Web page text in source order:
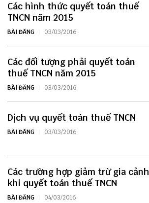
Các hình thức quyết toán thuế
TNCN năm 2015
BÀI ĐĂNG 03/03/2016
Các đối tượng phải quyết toán
thuế TNCN năm 2015
BÀI ĐĂNG 03/03/2016
Dịch vụ quyết toán thuế TNCN
BÀI ĐĂNG 03/03/2016
Các trường hợp giảm trừ gia cảnh
khi quyết toán thuế TNCN
BÀI ĐĂNG 04/03/2016